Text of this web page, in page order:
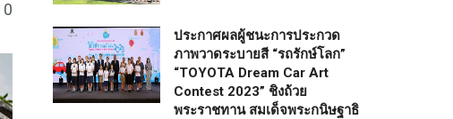
0
ประกาศผลผู้ชนะการประกวด
ภาพวาดระบายสี “รถรักษ์โลก”
“TOYOTA Dream Car Art
Contest 2023” ชิงถ้วย
พระราชทาน สมเด็จพระกนิษฐาธิ